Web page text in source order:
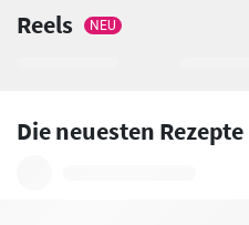
Reels NEU
Die neuesten Rezepte